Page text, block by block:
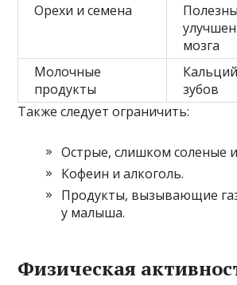
Орехи и семена
мозга
Молочные
продукты
зубов
Также следует ограничить:
Острые, слишком соленые
Кофеин и алкоголь.
Продукты, вызывающие
у малыша.
Физическая